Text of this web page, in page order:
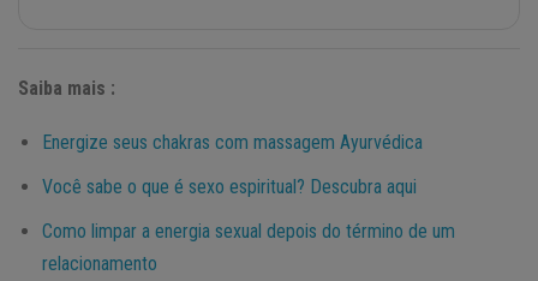
Saiba mais :
Energize seus chakras com massagem Ayurvédica
Você sabe o que é sexo espiritual? Descubra aqui
Como limpar a energia sexual depois do término de um
relacionamento